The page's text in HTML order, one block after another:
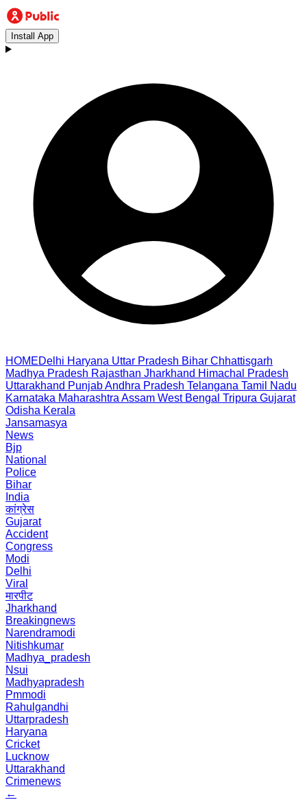
Install App
HOMEDelhi Haryana Uttar Pradesh Bihar Chhattisgarh
Madhya Pradesh Rajasthan Jharkhand Himachal Pradesh
Uttarakhand PunjabAndhra Pradesh Telangana Tamil Nadu
Karnataka Maharashtra Assam West Bengal Tripura Gujarat
Odisha Kerala
Jansamasya
News
Bjp
National
Police
Bihar
India
कांग्रेस
Gujarat
Accident
Congress
Modi
Delhi
Viral
मारपीट
Jharkhand
Breakingnews
Narendramodi
Nitishkumar
Madhya_pradesh
Nsui
Madhyapradesh
Pmmodi
Rahulgandhi
Uttarpradesh
Haryana
Cricket
Lucknow
Uttarakhand
Crimenews
←